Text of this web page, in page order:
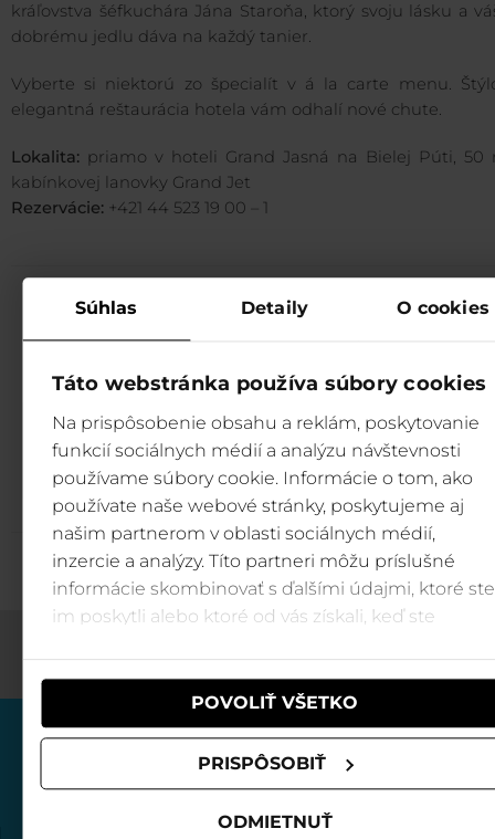
Súhlas Detaily O cookies
Táto webstránka používa súbory cookies
Na prispôsobenie obsahu a reklám, poskytovanie
funkcií sociálnych médií a analýzu návštevnosti
používame súbory cookie. Informácie o tom, ako
používate naše webové stránky, poskytujeme aj
našim partnerom v oblasti sociálnych médií,
inzercie a analýzy. Títo partneri môžu príslušné
informácie skombinovať s ďalšími údajmi, ktoré ste
im poskytli alebo ktoré od vás získali, keď ste
POVOLIŤ VŠETKO
PRISPÔSOBIŤ
ODMIETNUŤ
kráľovstva šéfkuchára Jána Staroňa, ktorý svoju lásku a
dobrému jedlu dáva na každý tanier.
Vyberte si niektorú zo špecialít v á la carte menu.
elegantná reštaurácia hotela vám odhalí nové chute.
Lokalita: priamo v hoteli Grand Jasná na Bielej Púti, 50
kabínkovej lanovky Grand Jet
Rezervácie: +421 44 523 19 00 – 1
Menu Grand Hotel Jasná
MENU
stiahnuť